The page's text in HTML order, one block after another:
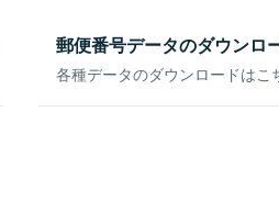
郵便番号データのダウンロ
各種データのダウンロードはこ